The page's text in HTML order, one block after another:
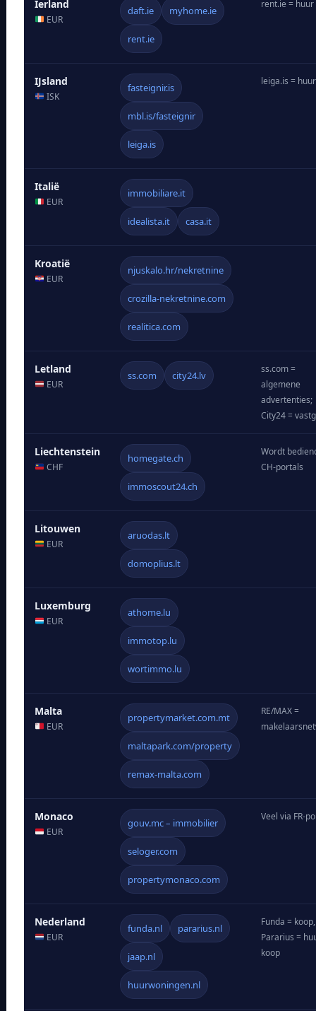
Ierland
EUR
daft.ie myhome.ie
rent.ie
rent.ie = huur
IJsland
ISK
fasteignir.is
mbl.is/fasteignir
leiga.is
leiga.is = huur
Italië
EUR
immobiliare.it
idealista.it casa.it
Kroatië
EUR
njuskalo.hr/nekretnine
crozilla-nekretnine.com
realitica.com
Letland
EUR
ss.com city24.lv
ss.com =
algemene
advertenties;
City24 =
Liechtenstein
CHF
homegate.ch
immoscout24.ch
Wordt
CH-portals
Litouwen
EUR
aruodas.lt
domoplius.lt
Luxemburg
EUR
athome.lu
immotop.lu
wortimmo.lu
Malta
EUR
propertymarket.com.mt
maltapark.com/property
remax-malta.com
RE/MAX =
Monaco
EUR
gouv.mc – immobilier
seloger.com
propertymonaco.com
Veel via FR-
Nederland
EUR
funda.nl pararius.nl
jaap.nl
huurwoningen.nl
Funda = koop,
Pararius =
koop